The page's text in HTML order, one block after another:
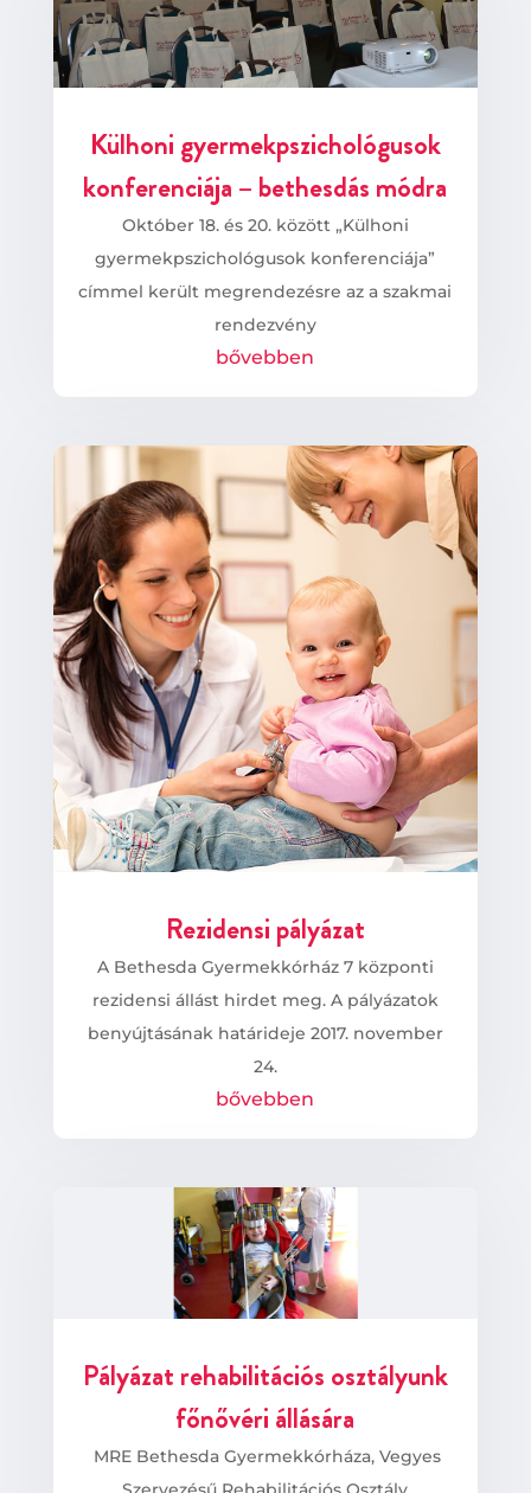
Külhoni gyermekpszichológusok
konferenciája – bethesdás módra
Október 18. és 20. között „Külhoni
gyermekpszichológusok konferenciája”
címmel került megrendezésre az a szakmai
rendezvény
bővebben
Rezidensi pályázat
A Bethesda Gyermekkórház 7 központi
rezidensi állást hirdet meg. A pályázatok
benyújtásának határideje 2017. november
24.
bővebben
Pályázat rehabilitációs osztályunk
főnővéri állására
MRE Bethesda Gyermekkórháza, Vegyes